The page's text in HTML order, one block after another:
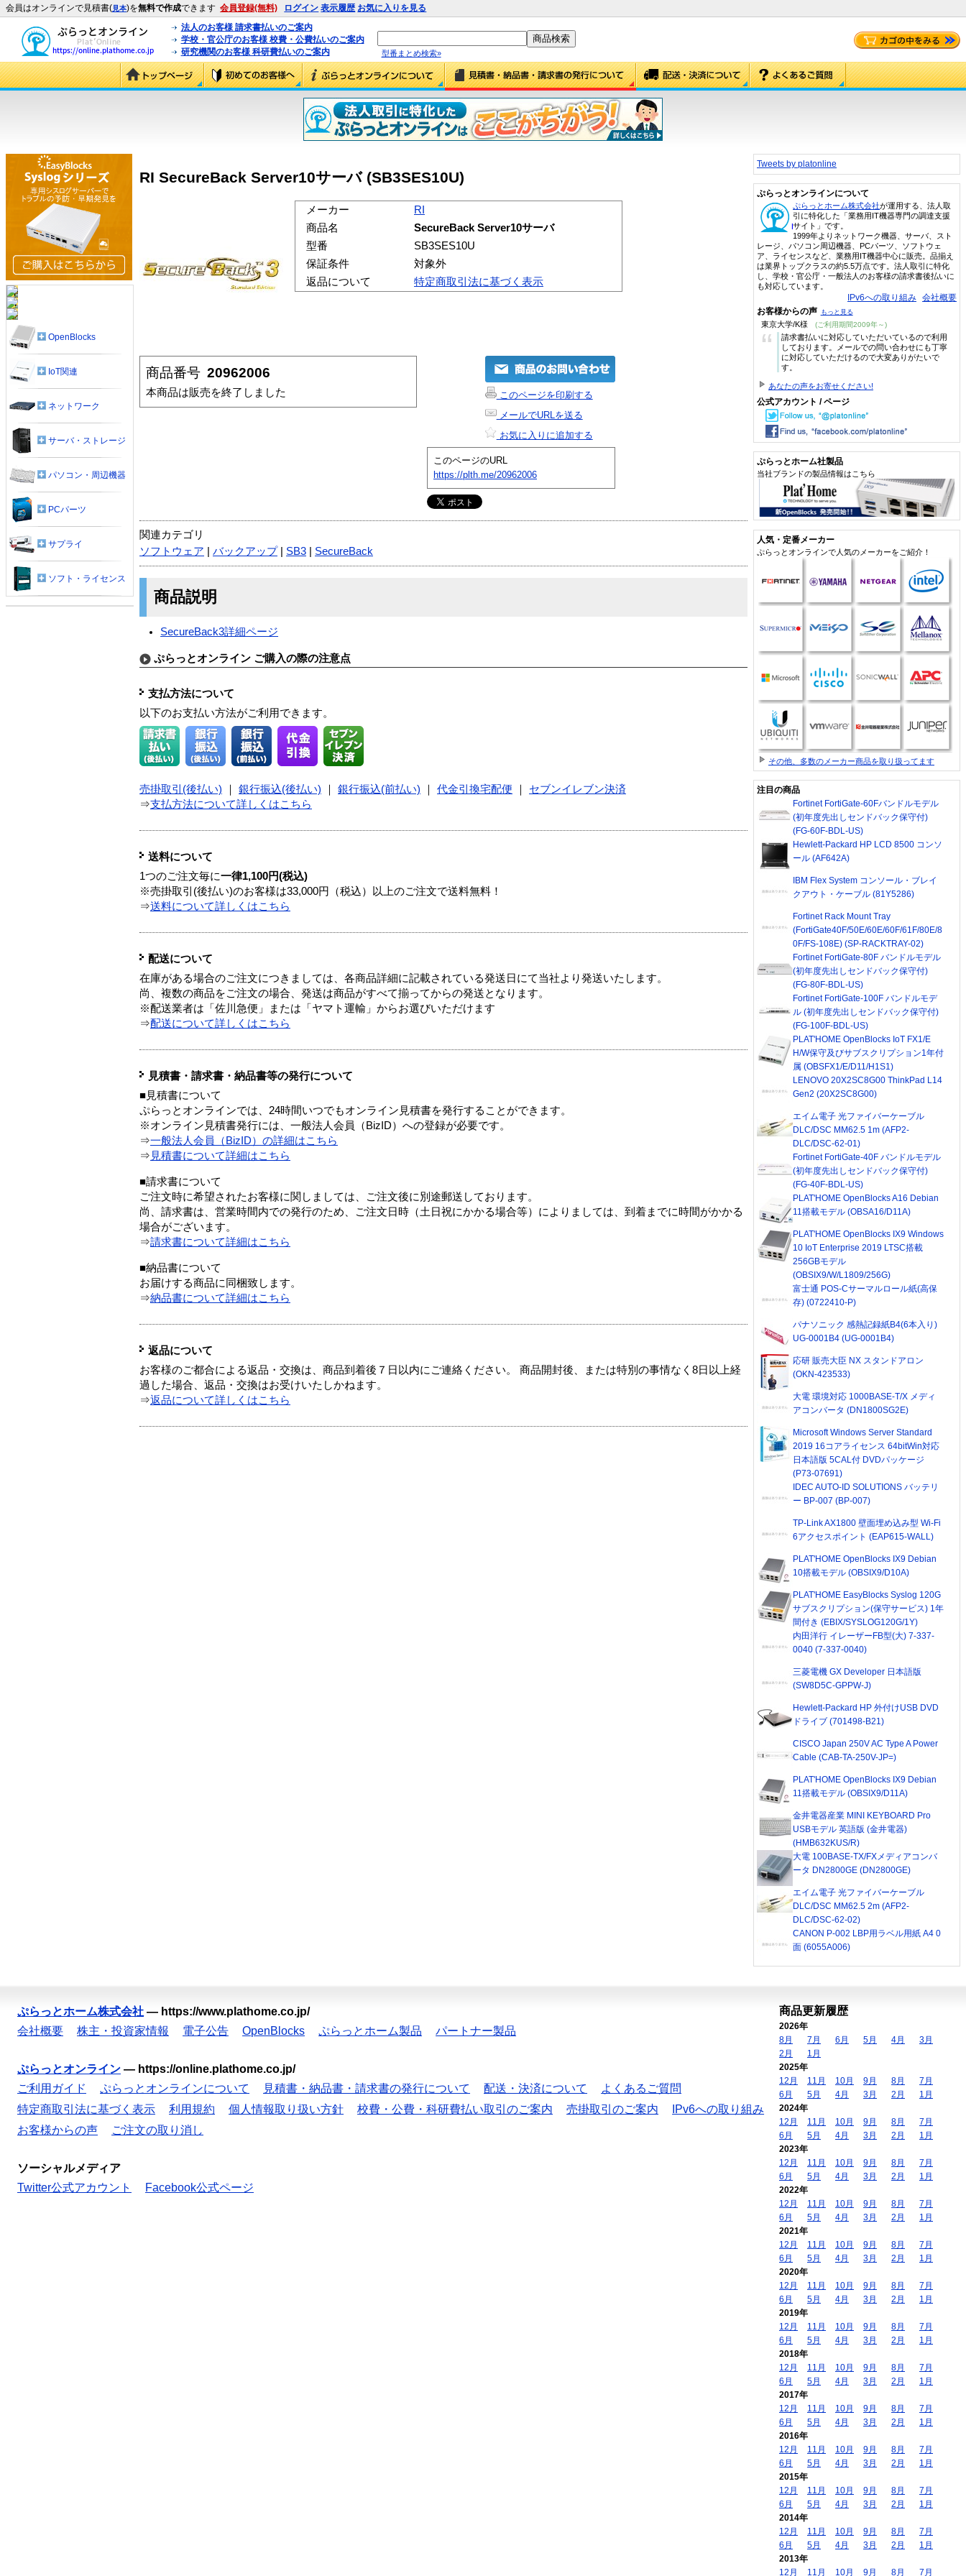
会員はオンラインで見積書(見本)を無料で作成できます 会員登録(無料) ログイン 表示履歴 お気に入りを見る
法人のお客様 請求書払いのご案内
学校・官公庁のお客様 校費・公費払いのご案内
研究機関のお客様 科研費払いのご案内
型番まとめ検索»
RI SecureBack Server10サーバ (SB3SES10U)
メーカー
RI
商品名
SecureBack Server10サーバ
型番
SB3SES10U
保証条件
対象外
返品について
特定商取引法に基づく表示
商品番号 20962006
本商品は販売を終了しました
このページを印刷する
メールでURLを送る
お気に入りに追加する
このページのURL
https://plth.me/20962006
関連カテゴリ
ソフトウェア
バックアップ| SB3 SecureBack
商品説明
SecureBack3詳細ページ
ぷらっとオンライン ご購入の際の注意点
支払方法について
以下のお支払い方法がご利用できます。
売掛取引(後払い) 銀行振込(後払い) 銀行振込(前払い) 代金引換宅配便
セブンイレブン決済
⇒支払方法について詳しくはこちら
送料について
1つのご注文毎に一律1,100円(税込)
※売掛取引(後払い)のお客様は33,000円（税込）以上のご注文で送料無料！
⇒送料について詳しくはこちら
配送について
在庫がある場合のご注文につきましては、各商品詳細に記載されている発送日にて当社より発送いたします。
尚、複数の商品をご注文の場合、発送は商品がすべて揃ってからの発送となります。
※配送業者は「佐川急便」または「ヤマト運輸」からお選びいただけます
⇒配送について詳しくはこちら
見積書・請求書・納品書等の発行について
■見積書について
ぷらっとオンラインでは、24時間いつでもオンライン見積書を発行することができます。
※オンライン見積書発行には、一般法人会員（BizID）への登録が必要です。
⇒一般法人会員（BizID）の詳細はこちら
⇒ 見積書について詳細はこちら
■請求書について
ご注文時に希望されたお客様に関しましては、ご注文後に別途郵送しております。
尚、請求書は、営業時間内での発行のため、ご注文日時（土日祝にかかる場合等）によりましては、到着までに時間がかかる
場合がございます。
⇒請求書について詳細はこちら
■納品書について
お届けする商品に同梱致します。
⇒納品書について詳細はこちら
返品について
お客様のご都合による返品・交換は、商品到着後７日以内にご連絡ください。 商品開封後、または特別の事情なく8日以上経
過した場合、返品・交換はお受けいたしかねます。
⇒返品について詳しくはこちら
OpenBlocks
IoT関連
ネットワーク
サーバ・ストレージ
パソコン・周辺機器
PCパーツ
サプライ
ソフト・ライセンス
Tweets by platonline
ぷらっとオンラインについて
ぷらっとホーム株式会社が運用する、法人取
引に特化した「業務用IT機器専門の調達支援
サイト」です。
1999年よりネットワーク機器、サーバ、スト
レージ、パソコン周辺機器、PCパーツ、ソフトウェ
ア、ライセンスなど、業務用IT機器中心に販売。品揃え
は業界トップクラスの約5.5万点です。法人取引に特化
し、学校・官公庁・一般法人のお客様の請求書後払いに
も対応しています。
IPv6への取り組み 会社概要
お客様からの声 もっと見る
東京大学/K様 (ご利用期間2009年～)
“
請求書払いに対応していただいているので利用
しております。メールでの問い合わせにも丁寧
に対応していただけるので大変ありがたいで
す。
あなたの声をお寄せください!
公式アカウント / ページ
ぷらっとホーム社製品
当社ブランドの製品情報はこちら
人気・定番メーカー
ぷらっとオンラインで人気のメーカーをご紹介！
その他、多数のメーカー商品を取り扱ってます
注目の商品
Fortinet FortiGate-60Fバンドルモデル
(初年度先出しセンドバック保守付)
(FG-60F-BDL-US)
Hewlett-Packard HP LCD 8500 コンソ
ール (AF642A)
IBM Flex System コンソール・ブレイ
クアウト・ケーブル (81Y5286)
Fortinet Rack Mount Tray
(FortiGate40F/50E/60E/60F/61F/80E/8
0F/FS-108E) (SP-RACKTRAY-02)
Fortinet FortiGate-80F バンドルモデル
(初年度先出しセンドバック保守付)
(FG-80F-BDL-US)
Fortinet FortiGate-100F バンドルモデ
ル (初年度先出しセンドバック保守付)
(FG-100F-BDL-US)
PLAT'HOME OpenBlocks IoT FX1/E
H/W保守及びサブスクリプション1年付
属 (OBSFX1/E/D11/H1S1)
LENOVO 20X2SC8G00 ThinkPad L14
Gen2 (20X2SC8G00)
エイム電子 光ファイバーケーブル
DLC/DSC MM62.5 1m (AFP2-
DLC/DSC-62-01)
Fortinet FortiGate-40F バンドルモデル
(初年度先出しセンドバック保守付)
(FG-40F-BDL-US)
PLAT'HOME OpenBlocks A16 Debian
11搭載モデル (OBSA16/D11A)
PLAT'HOME OpenBlocks IX9 Windows
10 IoT Enterprise 2019 LTSC搭載
256GBモデル
(OBSIX9/W/L1809/256G)
富士通 POS-Cサーマルロール紙(高保
存) (0722410-P)
パナソニック 感熱記録紙B4(6本入り)
UG-0001B4 (UG-0001B4)
応研 販売大臣 NX スタンドアロン
(OKN-423533)
大電 環境対応 1000BASE-T/X メディ
アコンバータ (DN1800SG2E)
Microsoft Windows Server Standard
2019 16コアライセンス 64bitWin対応
日本語版 5CAL付 DVDパッケージ
(P73-07691)
IDEC AUTO-ID SOLUTIONS バッテリ
ー BP-007 (BP-007)
TP-Link AX1800 壁面埋め込み型 Wi-Fi
6アクセスポイント (EAP615-WALL)
PLAT'HOME OpenBlocks IX9 Debian
10搭載モデル (OBSIX9/D10A)
PLAT'HOME EasyBlocks Syslog 120G
サブスクリプション(保守サービス) 1年
間付き (EBIX/SYSLOG120G/1Y)
内田洋行 イレーザーFB型(大) 7-337-
0040 (7-337-0040)
三菱電機 GX Developer 日本語版
(SW8D5C-GPPW-J)
Hewlett-Packard HP 外付けUSB DVD
ドライブ (701498-B21)
CISCO Japan 250V AC Type A Power
Cable (CAB-TA-250V-JP=)
PLAT'HOME OpenBlocks IX9 Debian
11搭載モデル (OBSIX9/D11A)
金井電器産業 MINI KEYBOARD Pro
USBモデル 英語版 (金井電器)
(HMB632KUS/R)
大電 100BASE-TX/FXメディアコンバ
ータ DN2800GE (DN2800GE)
エイム電子 光ファイバーケーブル
DLC/DSC MM62.5 2m (AFP2-
DLC/DSC-62-02)
CANON P-002 LBP用ラベル用紙 A4 0
面 (6055A006)
ぷらっとホーム株式会社 — https://www.plathome.co.jp/
会社概要
株主・投資家情報 電子公告 OpenBlocks ぷらっとホーム製品 パートナー製品
ぷらっとオンライン — https://online.plathome.co.jp/
ご利用ガイド
ぷらっとオンラインについて 見積書・納品書・請求書の発行について 配送・決済について
よくあるご質問
特定商取引法に基づく表示
利用規約 個人情報取り扱い方針 校費・公費・科研費払い取引のご案内 売掛取引のご案内
IPv6への取り組み
お客様からの声
ご注文の取り消し
ソーシャルメディア
Twitter公式アカウント
Facebook公式ページ
商品更新履歴
2026年
8月
7月 6月 5月 4月
3月
2月
1月
2025年
12月
11月 10月 9月 8月
7月
6月
5月 4月 3月 2月
1月
2024年
12月
11月 10月 9月 8月
7月
6月
5月 4月 3月 2月
1月
2023年
12月
11月 10月 9月 8月
7月
6月
5月 4月 3月 2月
1月
2022年
12月
11月 10月 9月 8月
7月
6月
5月 4月 3月 2月
1月
2021年
12月
11月 10月 9月 8月
7月
6月
5月 4月 3月 2月
1月
2020年
12月
11月 10月 9月 8月
7月
6月
5月 4月 3月 2月
1月
2019年
12月
11月 10月 9月 8月
7月
6月
5月 4月 3月 2月
1月
2018年
12月
11月 10月 9月 8月
7月
6月
5月 4月 3月 2月
1月
2017年
12月
11月 10月 9月 8月
7月
6月
5月 4月 3月 2月
1月
2016年
12月
11月 10月 9月 8月
7月
6月
5月 4月 3月 2月
1月
2015年
12月
11月 10月 9月 8月
7月
6月
5月 4月 3月 2月
1月
2014年
12月
11月 10月 9月 8月
7月
6月
5月 4月 3月 2月
1月
2013年
12月
11月 10月 9月 8月 7月